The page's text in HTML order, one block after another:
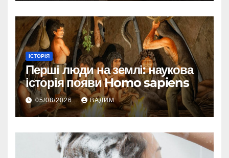
ІСТОРІЯ
Перші люди на землі: наукова
історія появи Homo sapiens
05/08/2026 ВАДИМ